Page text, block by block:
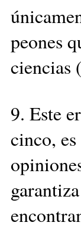
peones
ciencias
9. Este
cinco,